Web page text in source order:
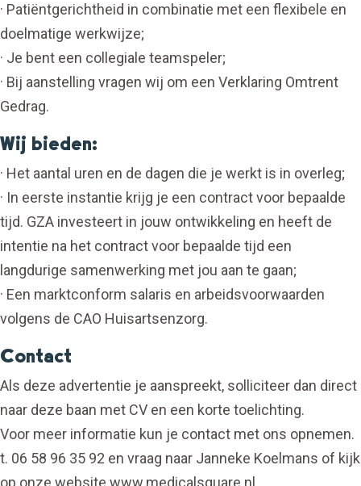
· Patiëntgerichtheid in combinatie met een flexibele en
doelmatige werkwijze;
· Je bent een collegiale teamspeler;
· Bij aanstelling vragen wij om een Verklaring Omtrent
Gedrag.
Wij bieden:
· Het aantal uren en de dagen die je werkt is in overleg;
· In eerste instantie krijg je een contract voor bepaalde
tijd. GZA investeert in jouw ontwikkeling en heeft de
intentie na het contract voor bepaalde tijd een
langdurige samenwerking met jou aan te gaan;
· Een marktconform salaris en arbeidsvoorwaarden
volgens de CAO Huisartsenzorg.
Contact
Als deze advertentie je aanspreekt, solliciteer dan direct
naar deze baan met CV en een korte toelichting.
Voor meer informatie kun je contact met ons opnemen.
t. 06 58 96 35 92 en vraag naar Janneke Koelmans of kijk
op onze website www.medicalsquare.nl